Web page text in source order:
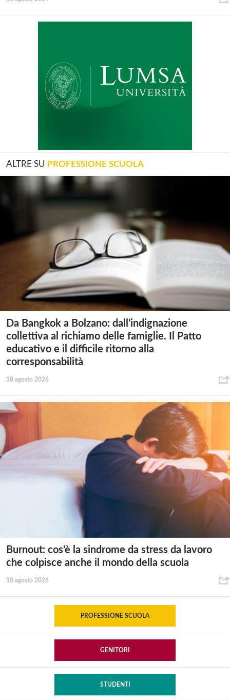
ALTRE SU PROFESSIONE SCUOLA
Da Bangkok a Bolzano: dall’indignazione
collettiva al richiamo delle famiglie. Il Patto
educativo e il difficile ritorno alla
corresponsabilità
10 agosto 2026
Burnout: cos’è la sindrome da stress da lavoro
che colpisce anche il mondo della scuola
10 agosto 2026
PROFESSIONE SCUOLA
GENITORI
STUDENTI